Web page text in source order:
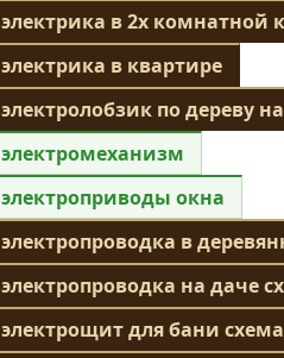
электрика в 2х комнатной
электрика в квартире
электролобзик по дереву
электромеханизм
электроприводы окна
электропроводка в
электропроводка на даче
электрощит для бани схема